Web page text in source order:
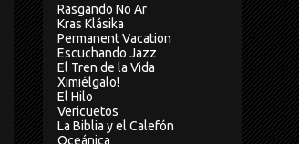
Rasgando No Ar
Kras Klásika
Permanent Vacation
Escuchando Jazz
El Tren de la Vida
Ximiélgalo!
El Hilo
Vericuetos
La Biblia y el Calefón
Oceánica